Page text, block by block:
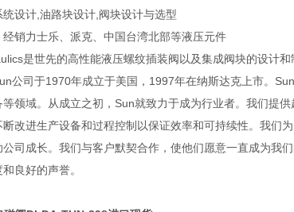
统设计,油路块设计,阀块设计与选型
经销力士乐、派克、中国台湾北部等液压元件
是世先的高性能液压螺纹插装阀以及集成阀块的设计
公司于1970年成立于美国，1997年在纳斯达克上市。
等领域。从成立之初，Sun就致力于成为行业者。我们提
断改进生产设备和过程控制以保证效率和可持续性。我们
公司成长。我们与客户默契合作，使他们愿意一直成为我
良好的声誉。